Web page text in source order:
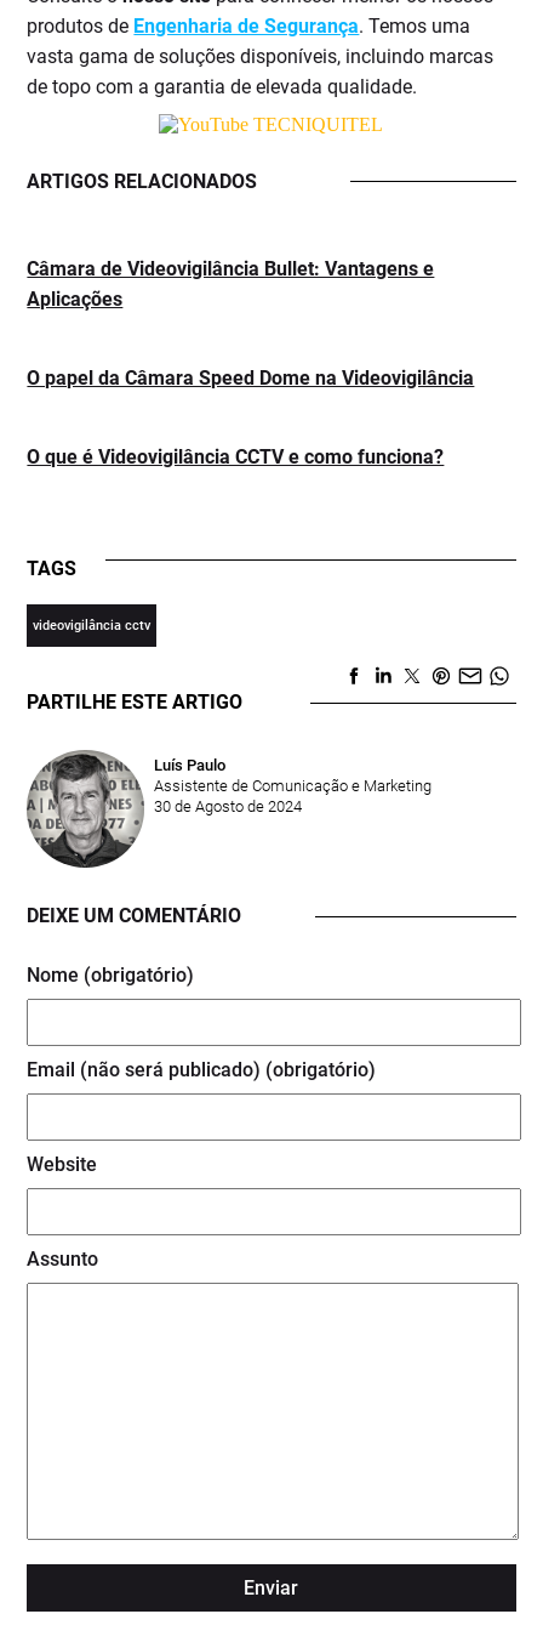
produtos de Engenharia de Segurança. Temos uma
vasta gama de soluções disponíveis, incluindo marcas
de topo com a garantia de elevada qualidade.
ARTIGOS RELACIONADOS
Câmara de Videovigilância Bullet: Vantagens e
Aplicações
O papel da Câmara Speed Dome na Videovigilância
O que é Videovigilância CCTV e como funciona?
TAGS
videovigilância cctv
PARTILHE ESTE ARTIGO
Luís Paulo
Assistente de Comunicação e Marketing
30 de Agosto de 2024
DEIXE UM COMENTÁRIO
Nome (obrigatório)
Email (não será publicado) (obrigatório)
Website
Assunto